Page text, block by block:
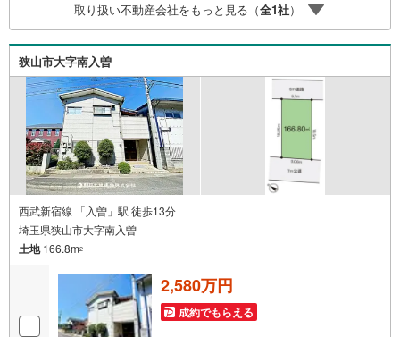
の相談も承ります◇インターネット予約で当日現地見学が
可能です（1）［室内・現地を見学する］をクリック（2）
本日～4日以内をご希望の方は「ご要望・ご質問欄」に希望
日時をご記入ください！
取り扱い不動産会社をもっと見る（全1社）
狭山市大字南入曽
西武新宿線 「入曽」駅 徒歩13分
埼玉県狭山市大字南入曽
土地166.8m2
2,580万円
成約でもらえる